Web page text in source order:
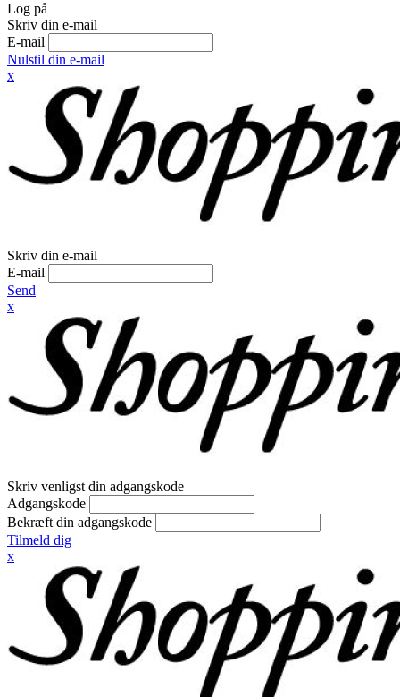
Log på
Skriv din e-mail
E-mail
Nulstil din e-mail
x
Skriv din e-mail
E-mail
Send
x
Skriv venligst din adgangskode
Adgangskode
Bekræft din adgangskode
Tilmeld dig
x